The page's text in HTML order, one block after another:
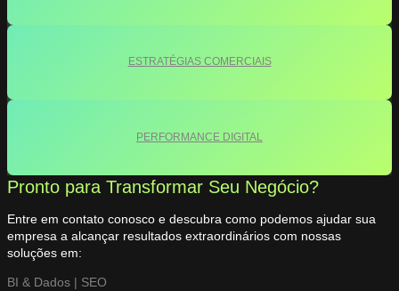
ESTRATÉGIAS COMERCIAIS
PERFORMANCE DIGITAL
Pronto para Transformar Seu Negócio?
Entre em contato conosco e descubra como podemos ajudar sua
empresa a alcançar resultados extraordinários com nossas
soluções em:
BI & Dados | SEO